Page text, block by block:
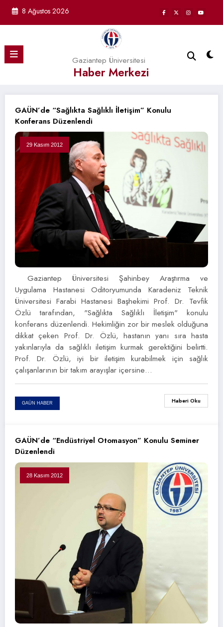
8 Ağustos 2026
Gaziantep Üniversitesi
Haber Merkezi
GAÜN’de “Sağlıkta Sağlıklı İletişim” Konulu
Konferans Düzenlendi
29 Kasım 2012
Gaziantep Üniversitesi Şahinbey Araştırma ve
Uygulama Hastanesi Oditoryumunda Karadeniz Teknik
Üniversitesi Farabi Hastanesi Başhekimi Prof. Dr. Tevfik
Özlü tarafından, "Sağlıkta Sağlıklı İletişim" konulu
konferans düzenlendi. Hekimliğin zor bir meslek olduğuna
dikkat çeken Prof. Dr. Özlü, hastanın yanı sıra hasta
yakınlarıyla da sağlıklı iletişim kurmak gerektiğini belirtti.
Prof. Dr. Özlü, iyi bir iletişim kurabilmek için sağlık
çalışanlarının bir takım arayışlar içersine…
GAÜN HABER Haberi Oku
GAÜN’de “Endüstriyel Otomasyon” Konulu Seminer
Düzenlendi
28 Kasım 2012